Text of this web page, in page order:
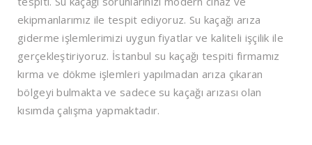
ekipmanlarımız ile tespit ediyoruz. Su kaçağı arıza
giderme işlemlerimizi uygun fiyatlar ve kaliteli işçilik ile
gerçekleştiriyoruz. İstanbul su kaçağı tespiti firmamız
kırma ve dökme işlemleri yapılmadan arıza çıkaran
bölgeyi bulmakta ve sadece su kaçağı arızası olan
kısımda çalışma yapmaktadır.